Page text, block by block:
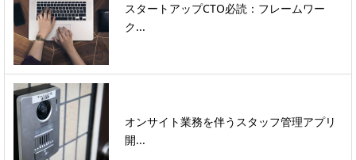
スタートアップCTO必読：フレームワー
ク...
オンサイト業務を伴うスタッフ管理アプリ
開...